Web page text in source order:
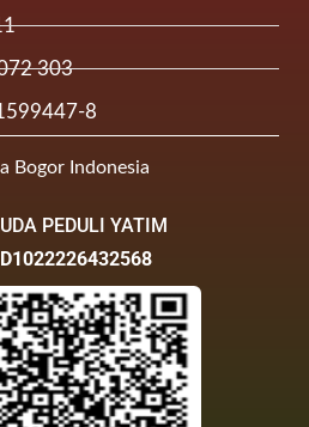
303
8
Bogor Indonesia
PEDULI YATIM